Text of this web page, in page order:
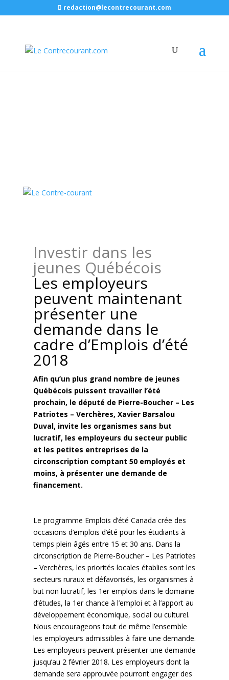
redaction@lecontrecourant.com
Investir dans les
jeunes Québécois
Les employeurs
peuvent maintenant
présenter une
demande dans le
cadre d’Emplois d’été
2018
Afin qu’un plus grand nombre de jeunes
Québécois puissent travailler l’été
prochain, le député de Pierre-Boucher – Les
Patriotes – Verchères, Xavier Barsalou
Duval, invite les organismes sans but
lucratif, les employeurs du secteur public
et les petites entreprises de la
circonscription comptant 50 employés et
moins, à présenter une demande de
financement.
Le programme Emplois d’été Canada crée des
occasions d’emplois d’été pour les étudiants à
temps plein âgés entre 15 et 30 ans. Dans la
circonscription de Pierre-Boucher – Les Patriotes
– Verchères, les priorités locales établies sont les
secteurs ruraux et défavorisés, les organismes à
but non lucratif, les 1er emplois dans le domaine
d’études, la 1er chance à l’emploi et à l’apport au
développement économique, social ou culturel.
Nous encourageons tout de même l’ensemble
les employeurs admissibles à faire une demande.
Les employeurs peuvent présenter une demande
jusqu’au 2 février 2018. Les employeurs dont la
demande sera approuvée pourront engager des